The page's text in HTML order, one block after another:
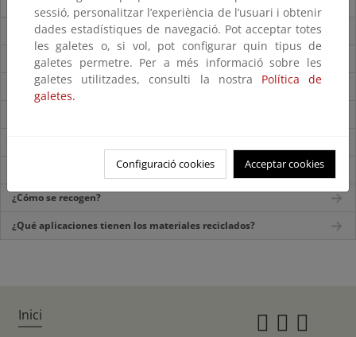
¿Qué son los residuos de las industrias extractivas?
¿Dónde se generan?
¿Qué características tienen?
¿Cómo se pueden prevenir?
¿Cómo se recogen?
¿Qué aplicaciones tienen los materiales reciclados?
sessió, personalitzar l’experiència de l’usuari i obtenir
dades estadístiques de navegació. Pot acceptar totes
les galetes o, si vol, pot configurar quin tipus de
galetes permetre. Per a més informació sobre les
galetes utilitzades, consulti la nostra Política de
galetes.
Configuració cookies Acceptar cookies
Inici